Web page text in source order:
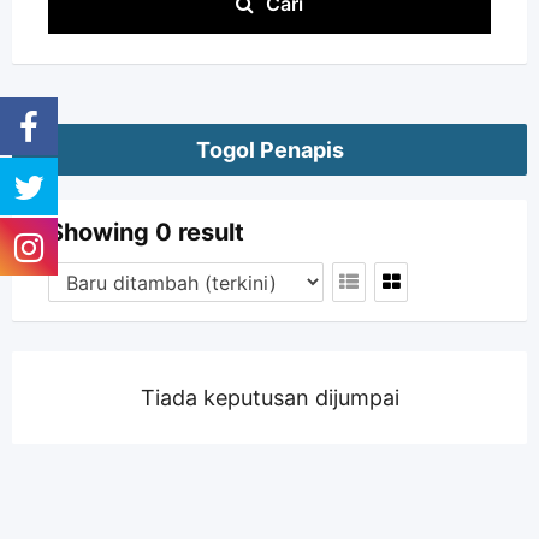
Togol Penapis
Showing 0 result
Tiada keputusan dijumpai